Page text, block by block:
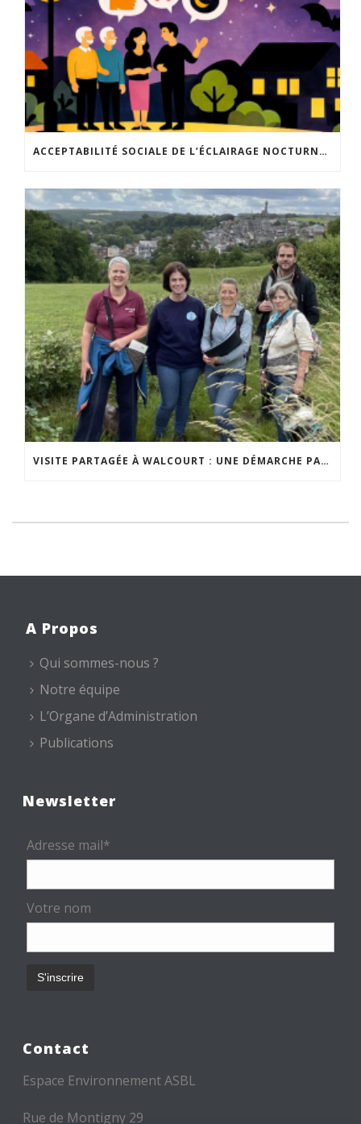
ACCEPTABILITÉ SOCIALE DE L’ÉCLAIRAGE NOCTURNE : LE REPLAY EST DISPONIBLE
VISITE PARTAGÉE À WALCOURT : UNE DÉMARCHE PARTICIPATIVE ANIMÉE PAR ESPACE ENVIRONNEMENT
A Propos
Qui sommes-nous ?
Notre équipe
L’Organe d’Administration
Publications
Newsletter
Adresse mail*
Votre nom
Contact
Espace Environnement ASBL
Rue de Montigny 29